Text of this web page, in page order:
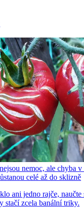
nemoc, ale chyba
celé až do sklizně
ani jedno rajče, naučte
stačí zcela banální triky.